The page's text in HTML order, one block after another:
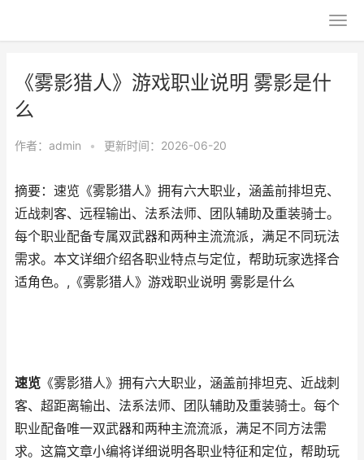
《雾影猎人》游戏职业说明 雾影是什
么
作者： admin • 更新时间：2026-06-20
摘要：速览《雾影猎人》拥有六大职业，涵盖前排坦克、
近战刺客、远程输出、法系法师、团队辅助及重装骑士。
每个职业配备专属双武器和两种主流流派，满足不同玩法
需求。本文详细介绍各职业特点与定位，帮助玩家选择合
适角色。,《雾影猎人》游戏职业说明 雾影是什么
速览 《雾影猎人》拥有六大职业，涵盖前排坦克、近战刺
客、超距离输出、法系法师、团队辅助及重装骑士。每个
职业配备唯一双武器和两种主流流派，满足不同方法需
求。这篇文章小编将详细说明各职业特征和定位，帮助玩